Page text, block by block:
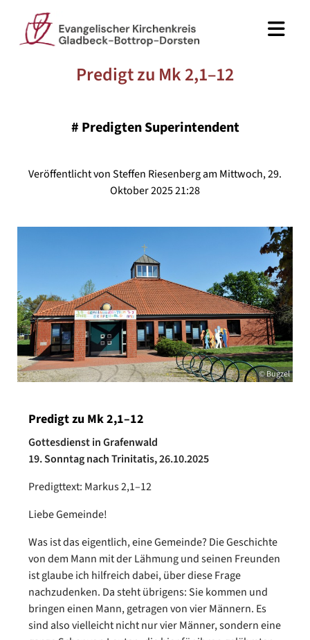
Predigt zu Mk 2,1–12
# Predigten Superintendent
Veröffentlicht von Steffen Riesenberg am Mittwoch, 29.
Oktober 2025 21:28
© Bugzel
Predigt zu Mk 2,1–12
Gottesdienst in Grafenwald
19. Sonntag nach Trinitatis, 26.10.2025
Predigttext: Markus 2,1–12
Liebe Gemeinde!
Was ist das eigentlich, eine Gemeinde? Die Geschichte
von dem Mann mit der Lähmung und seinen Freunden
ist glaube ich hilfreich dabei, über diese Frage
nachzudenken. Da steht übrigens: Sie kommen und
bringen einen Mann, getragen von vier Männern. Es
sind also vielleicht nicht nur vier Männer, sondern eine